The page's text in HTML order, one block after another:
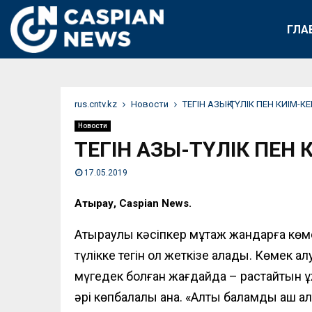
rus.cntv.kz Новости ТЕГІН АЗЫҚ-ТҮЛІК ПЕН
Новости
ТЕГІН АЗЫҚ-ТҮЛІК
17.05.2019
Атырау, Caspian News.
Атыраулық кәсіпкер мұқтаж жандарға
түлікке тегін қол жеткізе алады. Көмек
мүгедек болған жағдайда – растайтын
әрі көпбалалы ана. «Алты баламды аш